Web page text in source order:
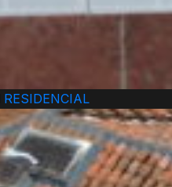
RESIDENCIAL